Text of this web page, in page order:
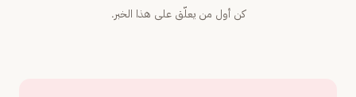
كن أول من يعلّق على هذا الخبر.